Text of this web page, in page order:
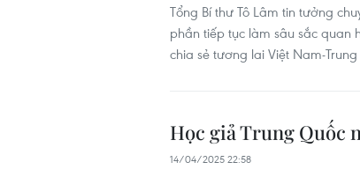
Tổng Bí thư Tô Lâm tin tưởng
phần tiếp tục làm sâu sắc quan
chia sẻ tương lai Việt Nam-
Học giả Trung Quốc
14/04/2025 22:58